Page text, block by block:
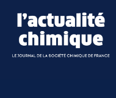
content